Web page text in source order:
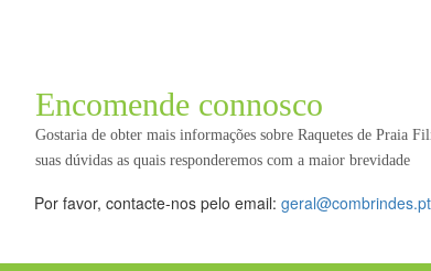
Encomende connosco
Gostaria de obter mais informações sobre Raquetes de Praia
suas dúvidas as quais responderemos com a maior brevidade
Por favor, contacte-nos pelo email: geral@combrindes.pt